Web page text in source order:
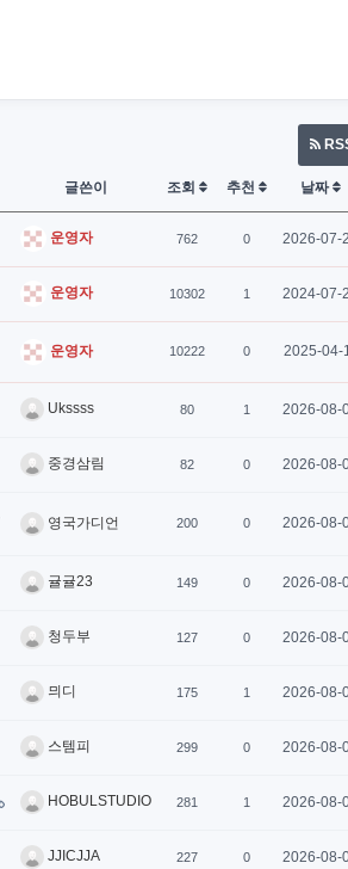
글쓴이 조회 추천 날짜
운영자 762 0 2026-07-
운영자 10302 1 2024-07-
운영자 10222 0 2025-04-
Ukssss 80 1 2026-08-
중경삼림 82 0 2026-08-
영국가디언 200 0 2026-08-
귤귤23 149 0 2026-08-
청두부 127 0 2026-08-
믜디 175 1 2026-08-
스템피 299 0 2026-08-
HOBULSTUDIO 281 1 2026-08-
JJICJJA 227 0 2026-08-